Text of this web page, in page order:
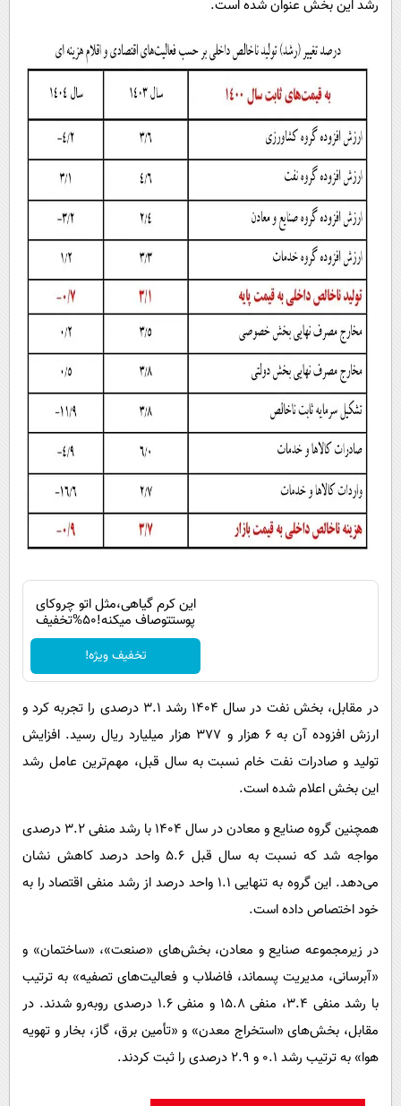
رشد این بخش عنوان شده است.
این کرم گیاهی،مثل اتو چروکای
پوستتوصاف میکنه!50%تخفیف
تخفیف ویژه!
در مقابل، بخش نفت در سال ۱۴۰۴ رشد ۳.۱ درصدی را تجربه کرد و
ارزش افزوده آن به ۶ هزار و ۳۷۷ هزار میلیارد ریال رسید. افزایش
تولید و صادرات نفت خام نسبت به سال قبل، مهم‌ترین عامل رشد
این بخش اعلام شده است.
همچنین گروه صنایع و معادن در سال ۱۴۰۴ با رشد منفی ۳.۲ درصدی
مواجه شد که نسبت به سال قبل ۵.۶ واحد درصد کاهش نشان
می‌دهد. این گروه به تنهایی ۱.۱ واحد درصد از رشد منفی اقتصاد را به
خود اختصاص داده است.
در زیرمجموعه صنایع و معادن، بخش‌های «صنعت»، «ساختمان» و
«آبرسانی، مدیریت پسماند، فاضلاب و فعالیت‌های تصفیه» به ترتیب
با رشد منفی ۳.۴، منفی ۱۵.۸ و منفی ۱.۶ درصدی روبه‌رو شدند. در
مقابل، بخش‌های «استخراج معدن» و «تأمین برق، گاز، بخار و تهویه
هوا» به ترتیب رشد ۰.۱ و ۲.۹ درصدی را ثبت کردند.